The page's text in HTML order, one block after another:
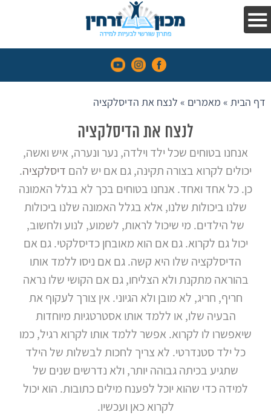
וריכוז
השיטה
והמלצות
אנחנו
בתקשורת
קורסים
מאמרים
צור
קשר
דף הבית» מאמרים » לנצח את הדיסלקציה
לנצח את הדיסלקציה
אנחנו בטוחים שכל ילד וילדה, נער ונערה, איש ואשה,
יכולים לקרוא בצורה תקינה, גם אם יש להם דיסלקציה.
כן. כל אחד ואחד. אנחנו בטוחים בכך לא בגלל האמונה
שלנו ביכולות שלנו, אלא בגלל האמונה שלנו ביכולות
של הילדים. מי שיכול לראות, לשמוע, לנוע ולחשוב,
יכול גם לקרוא. גם אם הוא מאובחן כדיסלקטי. גם אם
הדיסלקציה שלו היא קשה. גם אם ניסו ללמד אותו
בהוראה מתקנת ולא הצליחו, גם אם הקושי שלו נראה
חריף, חריג, לא מובן ולא הגיוני. אין צורך לעקוף את
הבעיה שלו, או ללמד אותו אסטרטגיות מיוחדות
שיאפשרו לו לקרוא. אפשר ללמד אותו לקרוא רגיל, כמו
כל ילד סטנדרטי. לא צריך לחכות לבשלות של הילד
שתגיע בכיתה גבוהה יותר, ולא נדרשים שנים של
למידה כדי שהוא יוכל לפענח מילים כתובות. הוא יכול
לקרוא כאן ועכשיו.